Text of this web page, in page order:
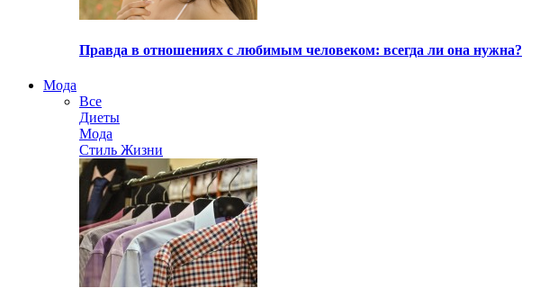
Правда в отношениях с любимым человеком: всегда ли она нужна?
Мода
Все
Диеты
Мода
Стиль Жизни